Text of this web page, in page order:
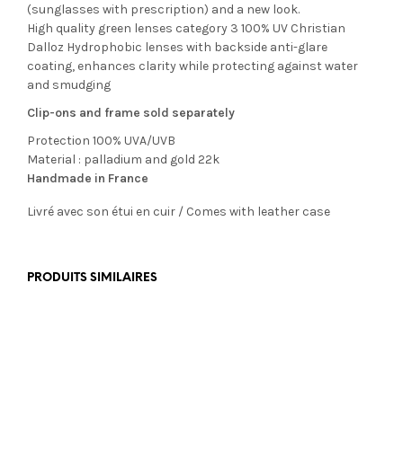
(sunglasses with prescription) and a new look.
High quality green lenses category 3 100% UV Christian
Dalloz Hydrophobic lenses with backside anti-glare
coating, enhances clarity while protecting against water
and smudging
Clip-ons and frame sold separately
Protection 100% UVA/UVB
Material : palladium and gold 22k
Handmade in France
Livré avec son étui en cuir / Comes with leather case
PRODUITS SIMILAIRES